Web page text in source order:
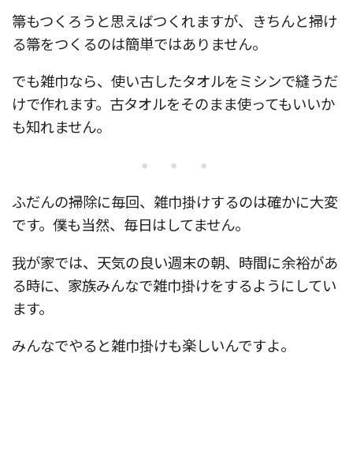
箒もつくろうと思えばつくれますが、きちんと掃け
る箒をつくるのは簡単ではありません。
でも雑巾なら、使い古したタオルをミシンで縫うだ
けで作れます。古タオルをそのまま使ってもいいか
も知れません。
・・・
ふだんの掃除に毎回、雑巾掛けするのは確かに大変
です。僕も当然、毎日はしてません。
我が家では、天気の良い週末の朝、時間に余裕があ
る時に、家族みんなで雑巾掛けをするようにしてい
ます。
みんなでやると雑巾掛けも楽しいんですよ。